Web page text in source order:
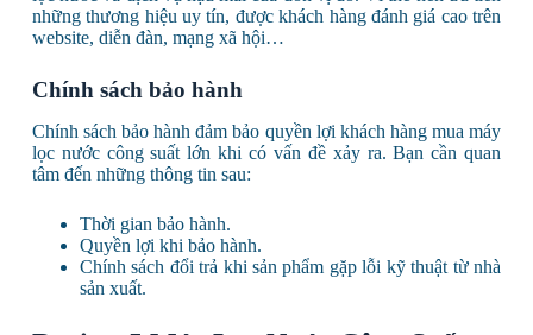
những thương hiệu uy tín, được khách hàng đánh giá cao trên
website, diễn đàn, mạng xã hội…
Chính sách bảo hành
Chính sách bảo hành đảm bảo quyền lợi khách hàng mua máy
lọc nước công suất lớn khi có vấn đề xảy ra. Bạn cần quan
tâm đến những thông tin sau:
Thời gian bảo hành.
Quyền lợi khi bảo hành.
Chính sách đổi trả khi sản phẩm gặp lỗi kỹ thuật từ nhà
sản xuất.